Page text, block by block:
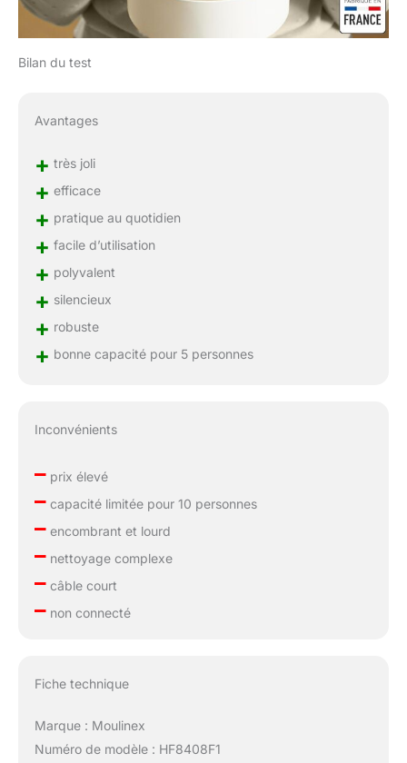
Bilan du test
Avantages
+ très joli
+ efficace
+ pratique au quotidien
+ facile d’utilisation
+ polyvalent
+ silencieux
+ robuste
+ bonne capacité pour 5 personnes
Inconvénients
–prix élevé
–capacité limitée pour 10 personnes
–encombrant et lourd
–nettoyage complexe
–câble court
–non connecté
Fiche technique
Marque : Moulinex
Numéro de modèle : HF8408F1